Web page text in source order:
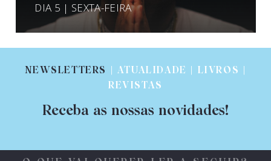
DIA 5 | SEXTA-FEIRA
NEWSLETTERS
| ATUALIDADE | LIVROS |
REVISTAS
Receba as nossas novidades!